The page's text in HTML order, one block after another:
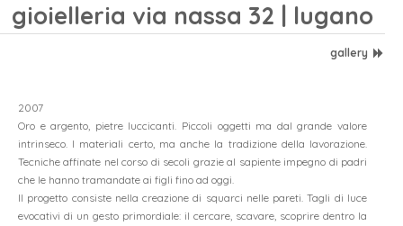
home
gioielleria via nassa 32 | lugano
gallery
2007
Oro e argento, pietre luccicanti. Piccoli oggetti ma dal grande valore
intrinseco. I materiali certo, ma anche la tradizione della lavorazione.
Tecniche affinate nel corso di secoli grazie al sapiente impegno di padri
che le hanno tramandate ai figli fino ad oggi.
Il progetto consiste nella creazione di squarci nelle pareti. Tagli di luce
evocativi di un gesto primordiale: il cercare, scavare, scoprire dentro la